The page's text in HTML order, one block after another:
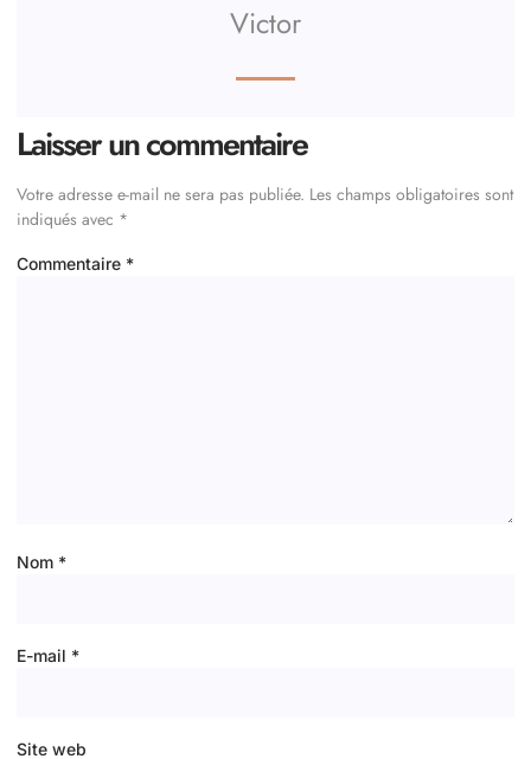
Victor
Laisser un commentaire
Votre adresse e-mail ne sera pas publiée. Les champs obligatoires sont
indiqués avec *
Commentaire *
Nom *
E-mail *
Site web